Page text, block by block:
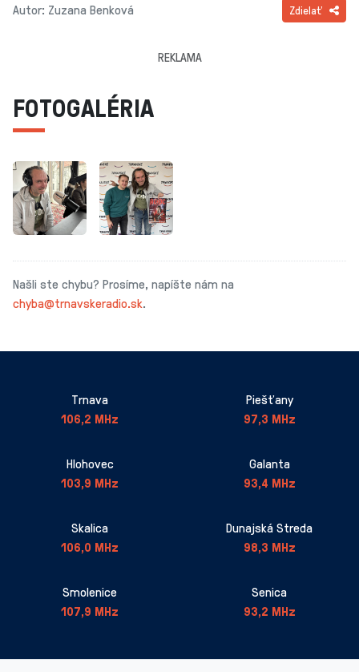
Autor: Zuzana Benková Zdielať
REKLAMA
FOTOGALÉRIA
Našli ste chybu? Prosíme, napíšte nám na
chyba@trnavskeradio.sk.
Trnava
106,2 MHz
Piešťany
97,3 MHz
Hlohovec
103,9 MHz
Galanta
93,4 MHz
Skalica
106,0 MHz
Dunajská Streda
98,3 MHz
Smolenice
107,9 MHz
Senica
93,2 MHz